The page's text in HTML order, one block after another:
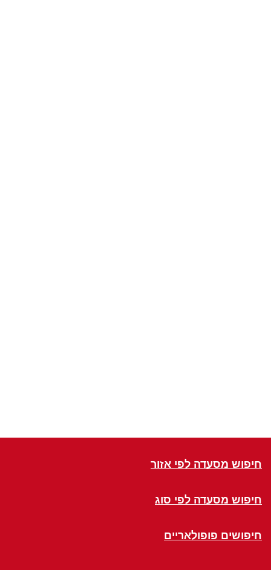
חיפוש מסעדה לפי אזור
חיפוש מסעדה לפי סוג
חיפושים פופולאריים